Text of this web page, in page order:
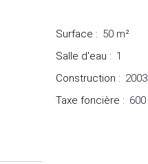
Surface : 50 m²
Salle d'eau : 1
Construction : 2003
Taxe foncière : 600